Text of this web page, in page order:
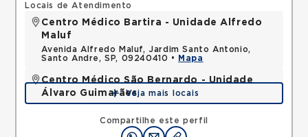
Compartilhe este perfil
Locais de Atendimento
Centro Médico Bartira - Unidade Alfredo
Maluf
Avenida Alfredo Maluf, Jardim Santo Antonio,
Santo Andre, SP, 09240410 •
Mapa
Centro Médico São Bernardo - Unidade
Álvaro Guimarães
Avenida Alvaro Guimaraes, Assuncao, Sao Bernardo
do Campo, SP, 09810010 •
Mapa
Veja mais locais